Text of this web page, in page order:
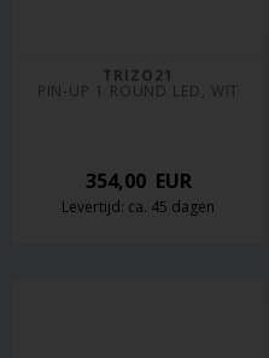
TRIZO21
PIN-UP 1 ROUND LED, WIT
354,00EUR
Levertijd: ca. 45 dagen